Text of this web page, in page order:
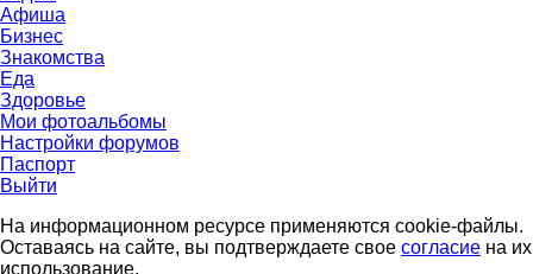
Афиша
Бизнес
Знакомства
Еда
Здоровье
Мои фотоальбомы
Настройки форумов
Паспорт
Выйти
На информационном ресурсе применяются cookie-файлы.
Оставаясь на сайте, вы подтверждаете свое согласие на их
использование.